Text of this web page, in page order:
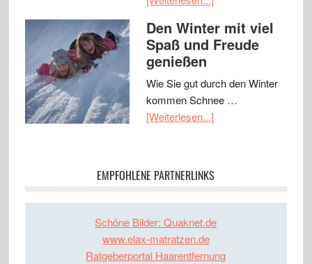
Den Winter mit viel
Spaß und Freude
genießen
Wie Sie gut durch den Winter
kommen Schnee …
[Weiterlesen...]
EMPFOHLENE PARTNERLINKS
Schöne Bilder: Quaknet.de
www.elax-matratzen.de
Ratgeberportal Haarentfernung